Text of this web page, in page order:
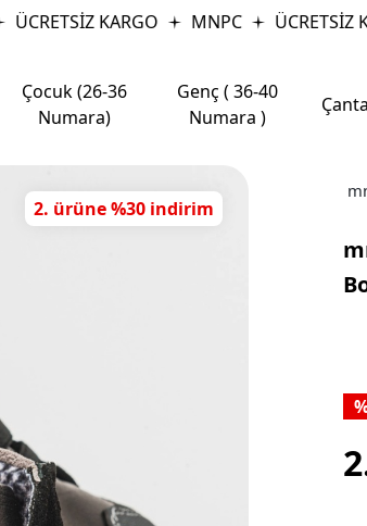
ÜCRETSİZ KARGO MNPC ÜCRETSİZ
Çocuk (26-36
Numara)
Genç ( 36-40
Numara )
Çanta
2. ürüne %30 indirim